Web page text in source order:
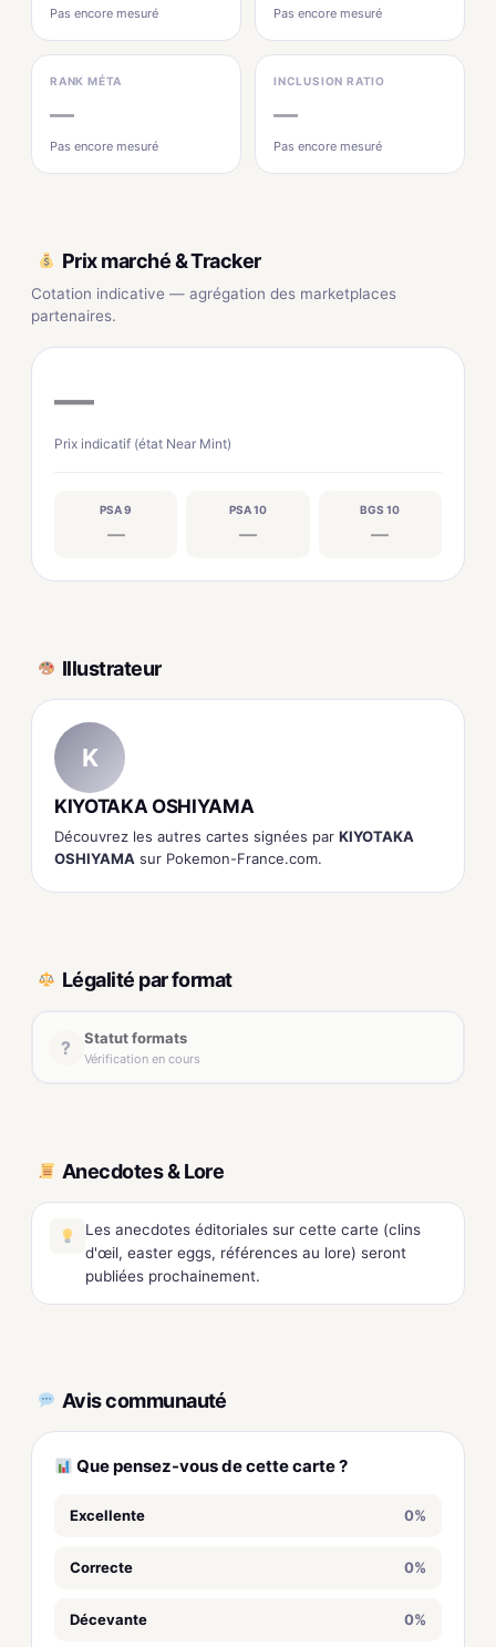
Pas encore mesuré Pas encore mesuré
RANK MÉTA
—
Pas encore mesuré
INCLUSION RATIO
—
Pas encore mesuré
Prix marché & Tracker
Cotation indicative — agrégation des marketplaces
partenaires.
—
Prix indicatif (état Near Mint)
PSA 9
—
PSA 10
—
BGS 10
—
Illustrateur
K
KIYOTAKA OSHIYAMA
Découvrez les autres cartes signées par KIYOTAKA
OSHIYAMA sur Pokemon-France.com.
Légalité par format
? Statut formats
Vérification en cours
Anecdotes & Lore
Les anecdotes éditoriales sur cette carte (clins
d'œil, easter eggs, références au lore) seront
publiées prochainement.
Avis communauté
Que pensez-vous de cette carte ?
Excellente 0%
Correcte 0%
Décevante 0%